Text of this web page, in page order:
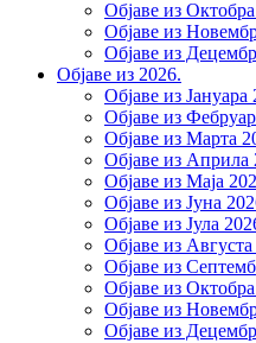
Објаве из
Објаве из
Објаве из
Објаве из 2026.
Објаве из Јануара
Објаве из
Објаве из Марта
Објаве из Априла
Објаве из Маја
Објаве из Јуна
Објаве из Јула
Објаве из
Објаве из
Објаве из
Објаве из
Објаве из